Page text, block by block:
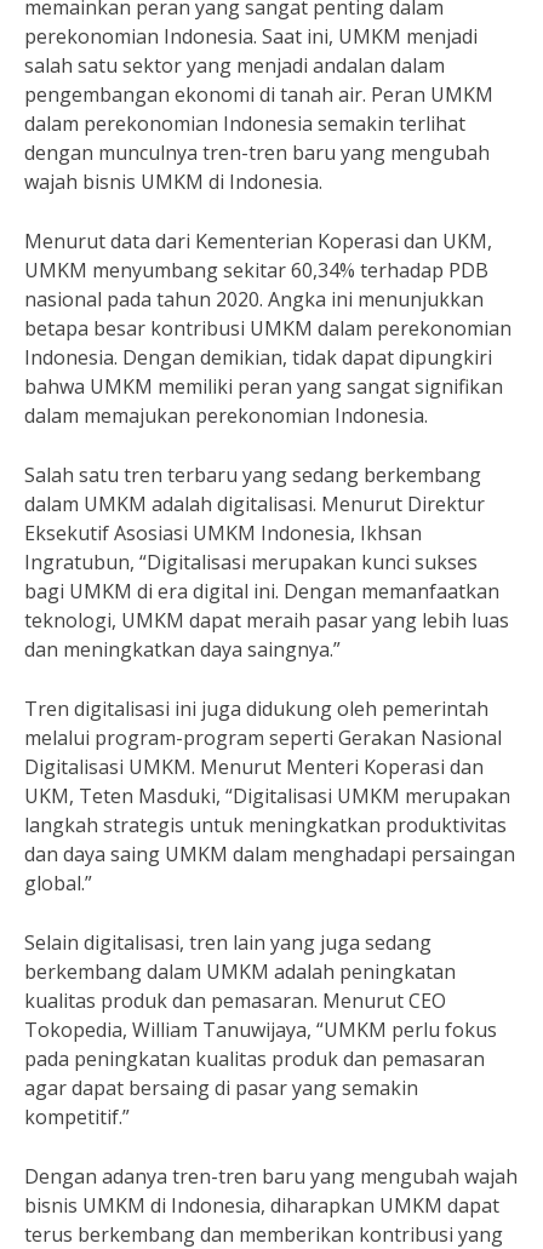
memainkan peran yang sangat penting dalam
perekonomian Indonesia. Saat ini, UMKM menjadi
salah satu sektor yang menjadi andalan dalam
pengembangan ekonomi di tanah air. Peran UMKM
dalam perekonomian Indonesia semakin terlihat
dengan munculnya tren-tren baru yang mengubah
wajah bisnis UMKM di Indonesia.
Menurut data dari Kementerian Koperasi dan UKM,
UMKM menyumbang sekitar 60,34% terhadap PDB
nasional pada tahun 2020. Angka ini menunjukkan
betapa besar kontribusi UMKM dalam perekonomian
Indonesia. Dengan demikian, tidak dapat dipungkiri
bahwa UMKM memiliki peran yang sangat signifikan
dalam memajukan perekonomian Indonesia.
Salah satu tren terbaru yang sedang berkembang
dalam UMKM adalah digitalisasi. Menurut Direktur
Eksekutif Asosiasi UMKM Indonesia, Ikhsan
Ingratubun, “Digitalisasi merupakan kunci sukses
bagi UMKM di era digital ini. Dengan memanfaatkan
teknologi, UMKM dapat meraih pasar yang lebih luas
dan meningkatkan daya saingnya.”
Tren digitalisasi ini juga didukung oleh pemerintah
melalui program-program seperti Gerakan Nasional
Digitalisasi UMKM. Menurut Menteri Koperasi dan
UKM, Teten Masduki, “Digitalisasi UMKM merupakan
langkah strategis untuk meningkatkan produktivitas
dan daya saing UMKM dalam menghadapi persaingan
global.”
Selain digitalisasi, tren lain yang juga sedang
berkembang dalam UMKM adalah peningkatan
kualitas produk dan pemasaran. Menurut CEO
Tokopedia, William Tanuwijaya, “UMKM perlu fokus
pada peningkatan kualitas produk dan pemasaran
agar dapat bersaing di pasar yang semakin
kompetitif.”
Dengan adanya tren-tren baru yang mengubah wajah
bisnis UMKM di Indonesia, diharapkan UMKM dapat
terus berkembang dan memberikan kontribusi yang